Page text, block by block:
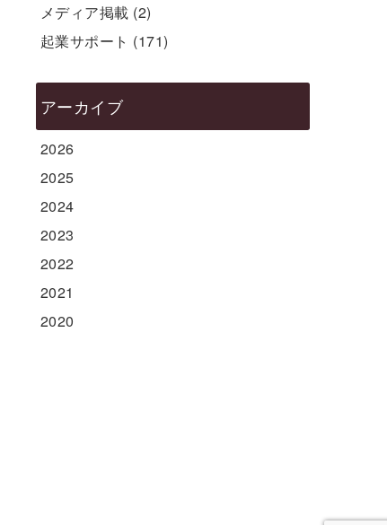
メディア掲載 (2)
起業サポート (171)
アーカイブ
2026
2025
2024
2023
2022
2021
2020